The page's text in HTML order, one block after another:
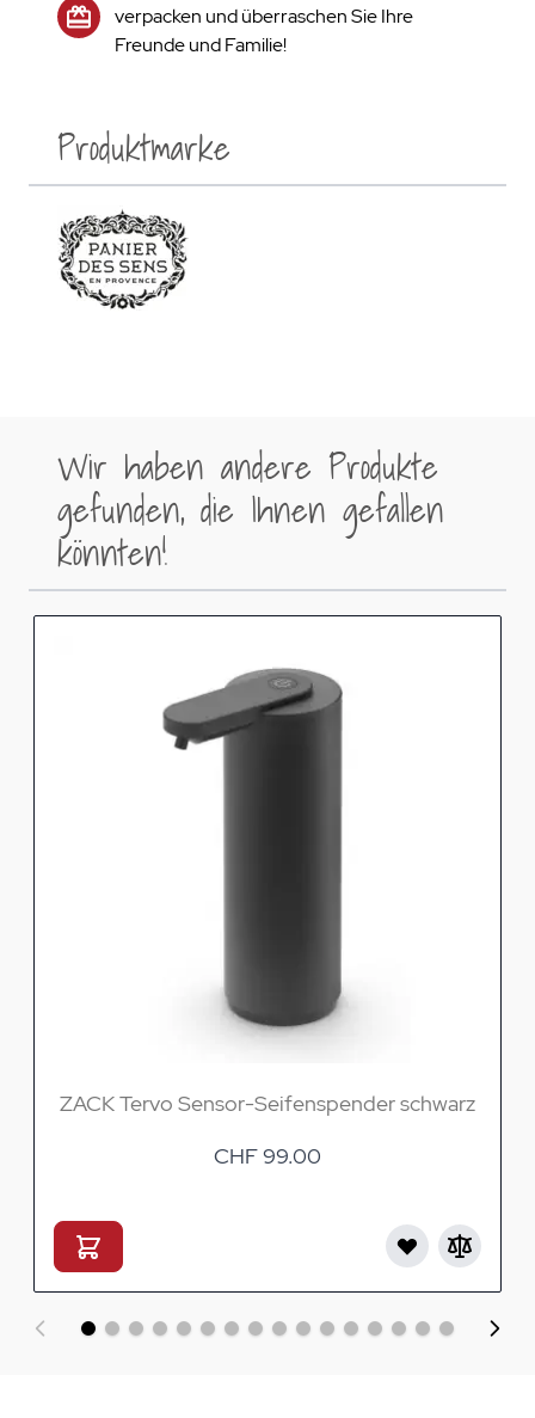
verpacken und überraschen Sie Ihre
Freunde und Familie!
Produktmarke
Wir haben andere Produkte
gefunden, die Ihnen gefallen
könnten!
ZACK Tervo Sensor-Seifenspender schwarz
CHF 99.00